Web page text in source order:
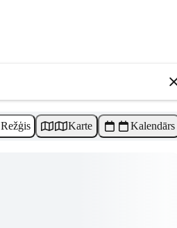
Režģis Karte Kalendārs